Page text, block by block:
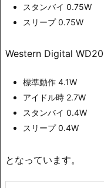
スタンバイ 0.75W
スリープ 0.75W
Western Digital
標準動作 4.1W
アイドル時 2.7W
スタンバイ 0.4W
スリープ 0.4W
となっています。